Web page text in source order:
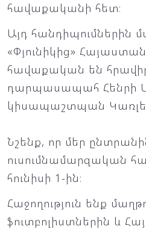
հավաքականի հետ։
Այդ հանդիպումներին
«Փյունիկից»
հավաքական են
դարպասապահ Հենրի
կիսապաշտպան
Նշենք, որ մեր
ուսումնամարզական
հունիսի 1-ին։
Հաջողություն ենք
ֆուտբոլիստներին և